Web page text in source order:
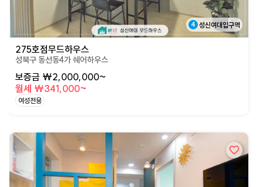
4 성신여대입구역
275호점무드하우스
성북구 동선동4가 쉐어하우스
보증금 ₩2,000,000~
월세 ₩341,000~
여성전용
상세페이지로 이동